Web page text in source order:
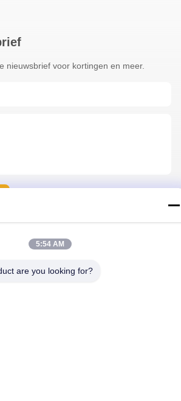
nieuwsbrief voor kortingen en meer.
| De Goede Kwaliteit van China de
Co., Ltd. . Alle rechten voorbehoudena.
5:54 AM
are you looking for?